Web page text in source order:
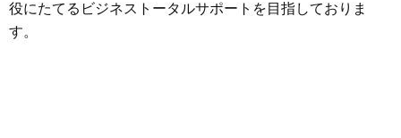
役にたてるビジネストータルサポートを目指しておりま
す。